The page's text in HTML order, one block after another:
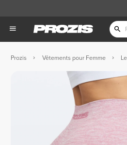
Prozis Vêtements pour Femme